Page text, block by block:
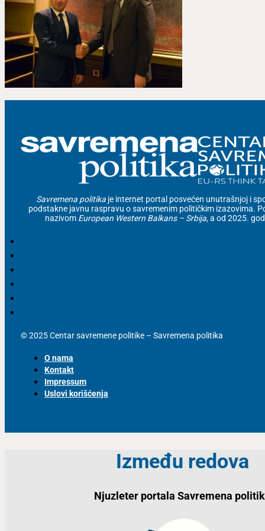
Savremena politika je internet portal posvećen unutrašnjoj i
podstakne javnu raspravu o savremenim političkim izazovima.
nazivom European Western Balkans – Srbija, a od 2025.
© 2025 Centar savremene politike – Savremena politika
O nama
Kontakt
Impressum
Uslovi korišćenja
Između redova
Njuzleter portala Savremena